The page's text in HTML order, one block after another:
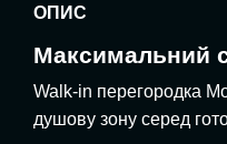
ОПИС
Максимальний
Walk-in перегородка
душову зону серед